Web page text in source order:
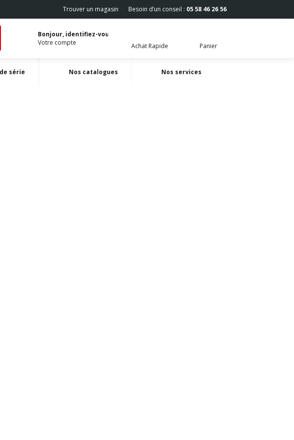
Trouver un magasin Besoin d’un conseil : 05 58 46 26 56
Bonjour, identifiez-vous
Votre compte
Achat Rapide Panier
Fin de série Nos catalogues Nos services